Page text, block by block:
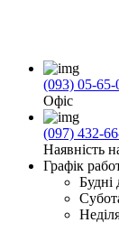
(093) 05-
Офіс
(097) 432-
Наявність
Графік
Будні